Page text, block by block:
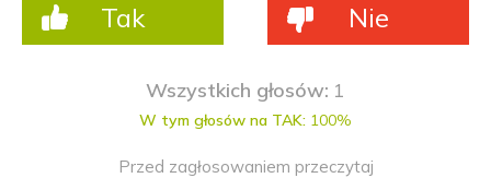
Tak Nie
Wszystkich głosów: 1
W tym głosów na TAK: 100%
Przed zagłosowaniem przeczytaj